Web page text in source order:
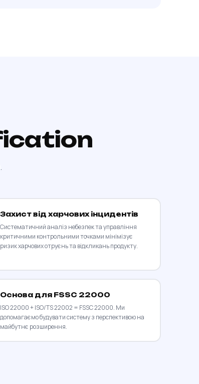
Захист від харчових інцидентів
Систематичний аналіз небезпек та управління
критичними контрольними точками мінімізує
ризик харчових отруєнь та відкликань продукту.
Основа для FSSC 22000
ISO 22000 + ISO/TS 22002 = FSSC 22000. Ми
допомагаємо будувати систему з перспективою на
майбутнє розширення.